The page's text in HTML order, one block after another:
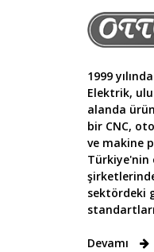
1999
Elektrik,
alanda
bir CNC,
ve makine
Türkiye'nin
sektördeki
Devamı